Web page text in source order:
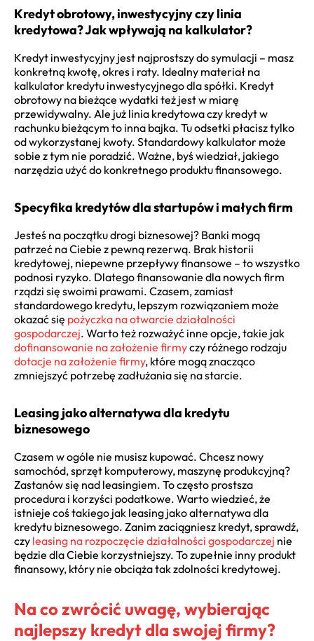
Kredyt obrotowy, inwestycyjny czy linia
kredytowa? Jak wpływają na kalkulator?
Kredyt inwestycyjny jest najprostszy do symulacji – masz
konkretną kwotę, okres i raty. Idealny materiał na
kalkulator kredytu inwestycyjnego dla spółki. Kredyt
obrotowy na bieżące wydatki też jest w miarę
przewidywalny. Ale już linia kredytowa czy kredyt w
rachunku bieżącym to inna bajka. Tu odsetki płacisz tylko
od wykorzystanej kwoty. Standardowy kalkulator może
sobie z tym nie poradzić. Ważne, byś wiedział, jakiego
narzędzia użyć do konkretnego produktu finansowego.
Specyfika kredytów dla startupów i małych firm
Jesteś na początku drogi biznesowej? Banki mogą
patrzeć na Ciebie z pewną rezerwą. Brak historii
kredytowej, niepewne przepływy finansowe – to wszystko
podnosi ryzyko. Dlatego finansowanie dla nowych firm
rządzi się swoimi prawami. Czasem, zamiast
standardowego kredytu, lepszym rozwiązaniem może
okazać się pożyczka na otwarcie działalności
gospodarczej. Warto też rozważyć inne opcje, takie jak
dofinansowanie na założenie firmyczy różnego rodzaju
dotacje na założenie firmy, które mogą znacząco
zmniejszyć potrzebę zadłużania się na starcie.
Leasing jako alternatywa dla kredytu
biznesowego
Czasem w ogóle nie musisz kupować. Chcesz nowy
samochód, sprzęt komputerowy, maszynę produkcyjną?
Zastanów się nad leasingiem. To często prostsza
procedura i korzyści podatkowe. Warto wiedzieć, że
istnieje coś takiego jak leasing jako alternatywa dla
kredytu biznesowego. Zanim zaciągniesz kredyt, sprawdź,
czy leasing na rozpoczęcie działalności gospodarczej nie
będzie dla Ciebie korzystniejszy. To zupełnie inny produkt
finansowy, który nie obciąża tak zdolności kredytowej.
Na co zwrócić uwagę, wybierając
najlepszy kredyt dla swojej firmy?